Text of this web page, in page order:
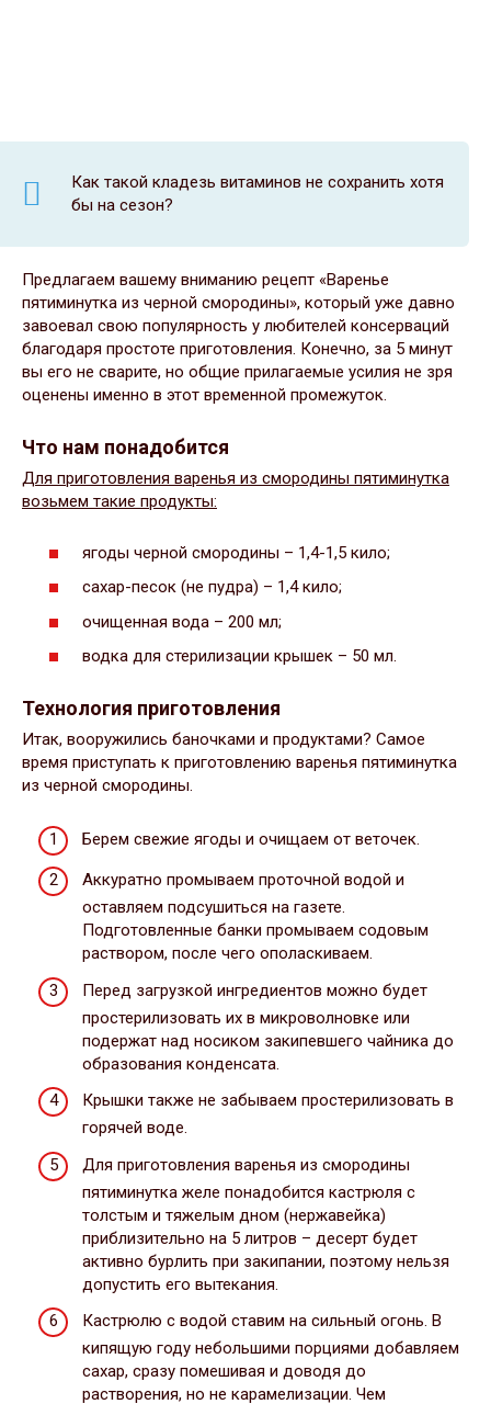
Как такой кладезь витаминов не сохранить хотя
бы на сезон?
Предлагаем вашему вниманию рецепт «Варенье
пятиминутка из черной смородины», который уже давно
завоевал свою популярность у любителей консерваций
благодаря простоте приготовления. Конечно, за 5 минут
вы его не сварите, но общие прилагаемые усилия не зря
оценены именно в этот временной промежуток.
Что нам понадобится
Для приготовления варенья из смородины пятиминутка
возьмем такие продукты:
ягоды черной смородины – 1,4-1,5 кило;
сахар-песок (не пудра) – 1,4 кило;
очищенная вода – 200 мл;
водка для стерилизации крышек – 50 мл.
Технология приготовления
Итак, вооружились баночками и продуктами? Самое
время приступать к приготовлению варенья пятиминутка
из черной смородины.
Берем свежие ягоды и очищаем от веточек.
Аккуратно промываем проточной водой и
оставляем подсушиться на газете.
Подготовленные банки промываем содовым
раствором, после чего ополаскиваем.
Перед загрузкой ингредиентов можно будет
простерилизовать их в микроволновке или
подержат над носиком закипевшего чайника до
образования конденсата.
Крышки также не забываем простерилизовать в
горячей воде.
Для приготовления варенья из смородины
пятиминутка желе понадобится кастрюля с
толстым и тяжелым дном (нержавейка)
приблизительно на 5 литров – десерт будет
активно бурлить при закипании, поэтому нельзя
допустить его вытекания.
Кастрюлю с водой ставим на сильный огонь. В
кипящую году небольшими порциями добавляем
сахар, сразу помешивая и доводя до
растворения, но не карамелизации. Чем